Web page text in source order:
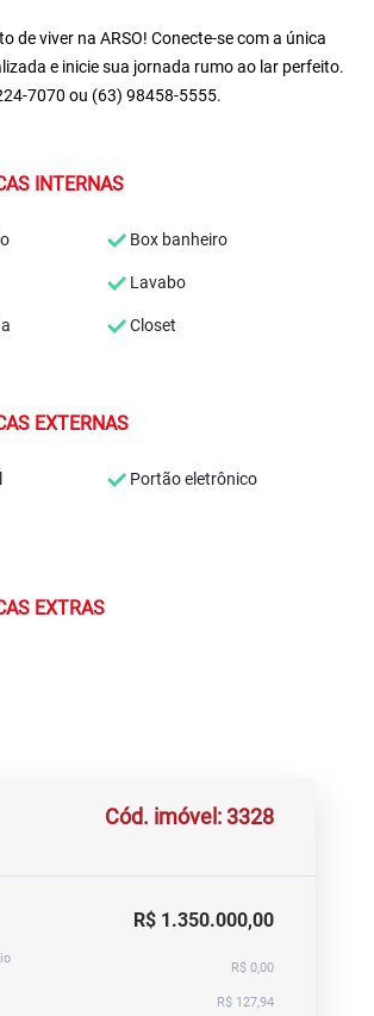
de viver na ARSO! Conecte-se com a única
e inicie sua jornada rumo ao lar perfeito.
7070 ou (63) 98458-5555.
INTERNAS
Box banheiro
Lavabo
Closet
EXTERNAS
Portão eletrônico
EXTRAS
Cód. imóvel: 3328
R$ 1.350.000,00
R$ 0,00
R$ 127,94